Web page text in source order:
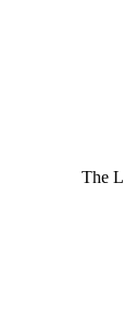
The